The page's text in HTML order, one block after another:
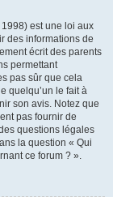
est une loi aux
des informations de
écrit des parents
permettant
pas sûr que cela
quelqu’un le fait à
son avis. Notez que
pas fournir de
questions légales
la question « Qui
ce forum ? ».